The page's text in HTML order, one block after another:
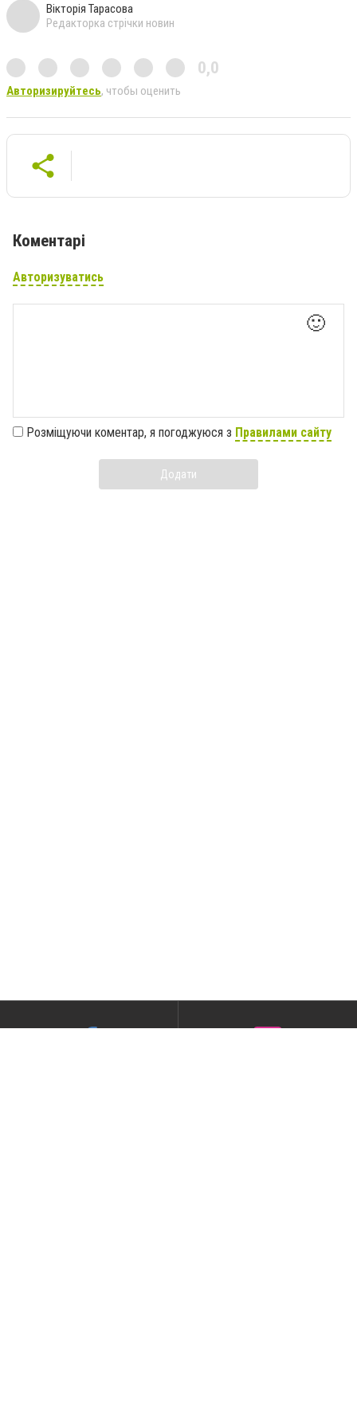
Вікторія Тарасова
Редакторка стрічки новин
0,0
Авторизируйтесь, чтобы оценить
Коментарі
Авторизуватись
🙂
Розміщуючи коментар, я погоджуюся з Правилами сайту
Додати